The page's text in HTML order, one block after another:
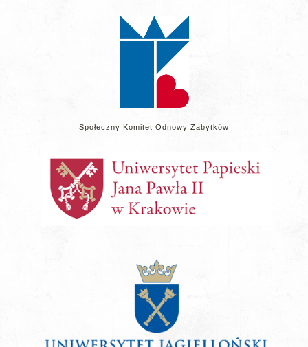
Społeczny Komitet Odnowy Zabytków